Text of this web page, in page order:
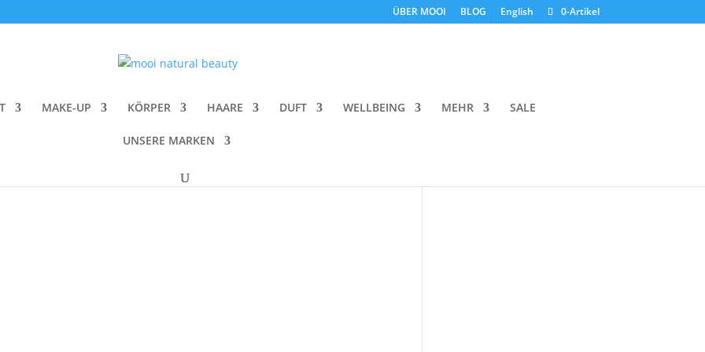
ÜBER MOOI BLOG English 0-Artikel
MAKE-UP KÖRPER HAARE DUFT WELLBEING MEHR SALE
UNSERE MARKEN